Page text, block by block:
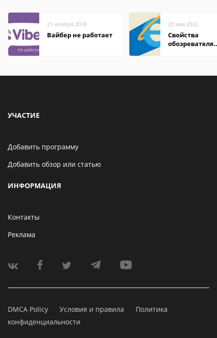
21 ноября 2018
Вайбер не работает
20 мая 2022
Свойства
обозревателя
УЧАСТИЕ
Добавить программу
Добавить обзор или статью
ИНФОРМАЦИЯ
Контакты
Реклама
DMCA Policy Условия и правила
Политика
конфиденциальности